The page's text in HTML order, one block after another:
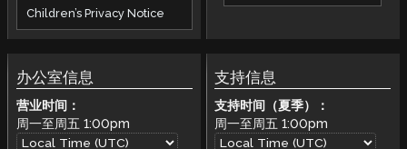
Children’s Privacy Notice
办公室信息
营业时间：
周一至周五 1:00pm
支持信息
支持时间（夏季）：
周一至周五1:00pm